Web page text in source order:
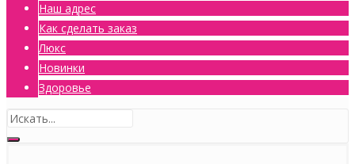
Наш адрес
Как сделать заказ
Люкс
Новинки
Здоровье